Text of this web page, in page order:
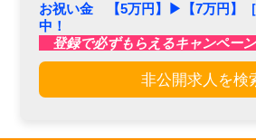
お祝い金 【5万円】▶︎【7万円】
中！
登録で必ずもらえるキャンペー
非公開求人を検